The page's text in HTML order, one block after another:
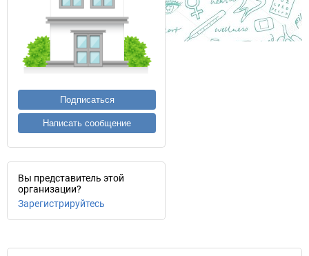
Подписаться
Написать сообщение
Вы представитель этой
организации?
Зарегистрируйтесь